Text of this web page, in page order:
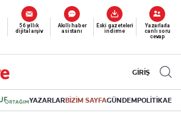
56 yıllık
dijital arşiv
Akıllı haber
asistanı
Eski gazeteleri
indirme
Yazarlarla
canlı soru
cevap
GİRİŞ
YAZARLARBİZİM SAYFAGÜNDEMPOLİTİKA